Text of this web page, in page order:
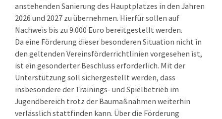
anstehenden Sanierung des Hauptplatzes in den Jahren
2026 und 2027 zu übernehmen. Hierfür sollen auf
Nachweis bis zu 9.000 Euro bereitgestellt werden.
Da eine Förderung dieser besonderen Situation nicht in
den geltenden Vereinsförderrichtlinien vorgesehen ist,
ist ein gesonderter Beschluss erforderlich. Mit der
Unterstützung soll sichergestellt werden, dass
insbesondere der Trainings- und Spielbetrieb im
Jugendbereich trotz der Baumaßnahmen weiterhin
verlässlich stattfinden kann. Über die Förderung